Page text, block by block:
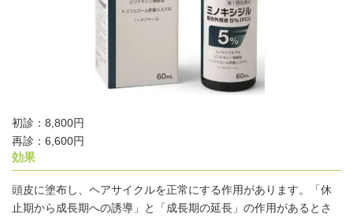
初診：8,800円
再診：6,600円
効果
頭皮に塗布し、ヘアサイクルを正常にする作用があります。「休
止期から成長期への誘導」と「成長期の延長」の作用があるとさ